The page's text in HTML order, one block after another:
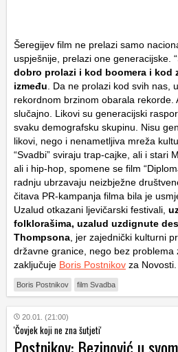
Šeregijev film ne prelazi samo
uspješnije, prelazi one generacijske.
dobro prolazi i kod boomera i kod
između . Da ne prolazi kod svih nas,
rekordnom brzinom obarala rekorde.
slučajno. Likovi su generacijski
svaku demografsku skupinu. Nisu
likovi, nego i nenametljiva mreža
“Svadbi” sviraju trap-cajke, ali i stari
ali i hip-hop, spomene se film
radnju ubrzavaju neizbježne
čitava PR-kampanja filma bila je
Uzalud otkazani ljevičarski festivali,
folklorašima, uzalud uzdignute
Thompsona , jer zajednički kulturni
državne granice, nego bez problema
zaključuje Boris Postnikov za Novosti.
Boris Postnikov film Svadba
20.01. (21:00)
'Čovjek koji ne zna šutjeti'
Postnikov: Bezinović u